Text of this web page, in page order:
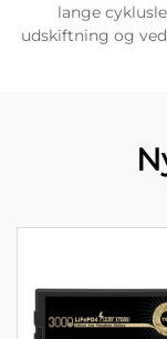
lange
udskiftning og